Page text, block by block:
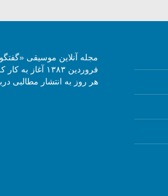
فروردین ۱۳۸۳
هر روز به انتشار مطالبی